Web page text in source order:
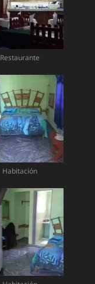
Restaurante
Habitación